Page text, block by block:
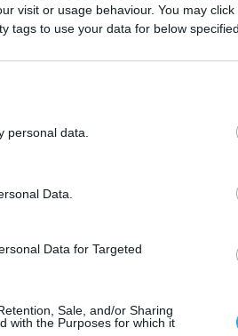
visit or usage behaviour. You may
tags to use your data for below
personal data.
Data.
Data for Targeted
Sale, and/or Sharing
with the Purposes for which it
τη βαθιά του θλίψη
παράλληλα τα